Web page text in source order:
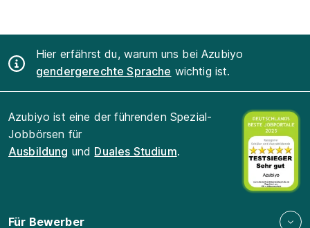
Hier erfährst du, warum uns bei Azubiyo
gendergerechte Sprache wichtig ist.
Azubiyo ist eine der führenden Spezial-
Jobbörsen für
Ausbildung und Duales Studium.
Für Bewerber